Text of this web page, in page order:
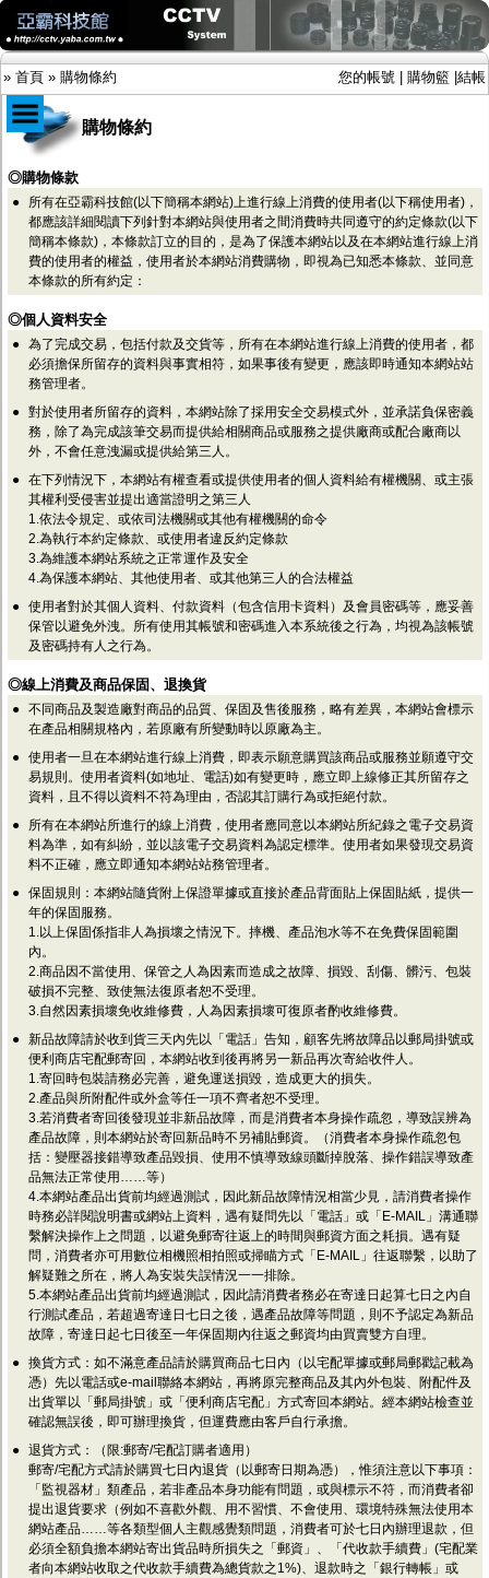
» 首頁 » 購物條約 您的帳號 購物籃 結帳
商品目錄
限時促銷特惠專案
IP網路攝影機及錄放影機
AHD DVR數位錄放影機
AHD半球型(適用屋內)
AHD中小型紅外線攝影機(適用騎樓、室內外)
AHD防護罩型攝影機(適用屋外，紅外線照射
距離遠）
AHD特殊功能型攝影機
旋轉型攝影機.旋轉台
傳統高解析攝影機
鏡頭
投光設備
防護罩及支架
多路攝影機單軸傳輸
監聽器.麥克風
網路設備
視訊轉換設備
雙絞線傳輸器
雜訊改善器
分配放大器
網路線用水晶頭
網路線
懶人線.同軸線.花線
線頭.插座.延長線.HDMI線
集線盒.防水盒.配線盒
變壓器.避雷器
轉接頭
偽裝嚇阻假監視器. 警示防盜貼紙
行車紀錄器.車用插座配件
客訂商品
購物條約
◎購物條款
●
所有在亞霸科技館(以下簡稱本網站)上進行線上消費的使用者(以下稱使用者)，
都應該詳細閱讀下列針對本網站與使用者之間消費時共同遵守的約定條款(以下
簡稱本條款)，本條款訂立的目的，是為了保護本網站以及在本網站進行線上消
費的使用者的權益，使用者於本網站消費購物，即視為已知悉本條款、並同意
本條款的所有約定：
◎個人資料安全
● 為了完成交易，包括付款及交貨等，所有在本網站進行線上消費的使用者，都
必須擔保所留存的資料與事實相符，如果事後有變更，應該即時通知本網站站
務管理者。
● 對於使用者所留存的資料，本網站除了採用安全交易模式外，並承諾負保密義
務，除了為完成該筆交易而提供給相關商品或服務之提供廠商或配合廠商以
外，不會任意洩漏或提供給第三人。
● 在下列情況下，本網站有權查看或提供使用者的個人資料給有權機關、或主張
其權利受侵害並提出適當證明之第三人
1.依法令規定、或依司法機關或其他有權機關的命令
2.為執行本約定條款、或使用者違反約定條款
3.為維護本網站系統之正常運作及安全
4.為保護本網站、其他使用者、或其他第三人的合法權益
● 使用者對於其個人資料、付款資料（包含信用卡資料）及會員密碼等，應妥善
保管以避免外洩。所有使用其帳號和密碼進入本系統後之行為，均視為該帳號
及密碼持有人之行為。
◎線上消費及商品保固、退換貨
● 不同商品及製造廠對商品的品質、保固及售後服務，略有差異，本網站會標示
在產品相關規格內，若原廠有所變動時以原廠為主。
● 使用者一旦在本網站進行線上消費，即表示願意購買該商品或服務並願遵守交
易規則。使用者資料(如地址、電話)如有變更時，應立即上線修正其所留存之
資料，且不得以資料不符為理由，否認其訂購行為或拒絕付款。
●
所有在本網站所進行的線上消費，使用者應同意以本網站所紀錄之電子交易資
料為準，如有糾紛，並以該電子交易資料為認定標準。使用者如果發現交易資
料不正確，應立即通知本網站站務管理者。
● 保固規則：本網站隨貨附上保證單據或直接於產品背面貼上保固貼紙，提供一
年的保固服務。
1.以上保固係指非人為損壞之情況下。摔機、產品泡水等不在免費保固範圍
內。
2.商品因不當使用、保管之人為因素而造成之故障、損毀、刮傷、髒污、包裝
破損不完整、致使無法復原者恕不受理。
3.自然因素損壞免收維修費，人為因素損壞可復原者酌收維修費。
● 新品故障請於收到貨三天內先以「電話」告知，顧客先將故障品以郵局掛號或
便利商店宅配郵寄回，本網站收到後再將另一新品再次寄給收件人。
1.寄回時包裝請務必完善，避免運送損毀，造成更大的損失。
2.產品與所附配件或外盒等任一項不齊者恕不受理。
3.若消費者寄回後發現並非新品故障，而是消費者本身操作疏忽，導致誤辨為
產品故障，則本網站於寄回新品時不另補貼郵資。（消費者本身操作疏忽包
括：變壓器接錯導致產品毀損、使用不慎導致線頭斷掉脫落、操作錯誤導致產
品無法正常使用……等）
4.本網站產品出貨前均經過測試，因此新品故障情況相當少見，請消費者操作
時務必詳閱說明書或網站上資料，遇有疑問先以「電話」或「E-MAIL」溝通聯
繫解決操作上之問題，以避免郵寄往返上的時間與郵資方面之耗損。遇有疑
問，消費者亦可用數位相機照相拍照或掃瞄方式「E-MAIL」往返聯繫，以助了
解疑難之所在，將人為安裝失誤情況一一排除。
5.本網站產品出貨前均經過測試，因此請消費者務必在寄達日起算七日之內自
行測試產品，若超過寄達日七日之後，遇產品故障等問題，則不予認定為新品
故障，寄達日起七日後至一年保固期內往返之郵資均由買賣雙方自理。
● 換貨方式：如不滿意產品請於購買商品七日內（以宅配單據或郵局郵戳記載為
憑）先以電話或e-mail聯絡本網站，再將原完整商品及其內外包裝、附配件及
出貨單以「郵局掛號」或「便利商店宅配」方式寄回本網站。經本網站檢查並
確認無誤後，即可辦理換貨，但運費應由客戶自行承擔。
● 退貨方式：（限:郵寄/宅配訂購者適用）
郵寄/宅配方式請於購買七日內退貨（以郵寄日期為憑），惟須注意以下事項：
「監視器材」類產品，若非產品本身功能有問題，或與標示不符，而消費者卻
提出退貨要求（例如不喜歡外觀、用不習慣、不會使用、環境特殊無法使用本
網站產品……等各類型個人主觀感覺類問題，消費者可於七日內辦理退款，但
必須全額負擔本網站寄出貨品時所損失之「郵資」、「代收款手續費」(宅配業
者向本網站收取之代收款手續費為總貨款之1%)、退款時之「銀行轉帳」或